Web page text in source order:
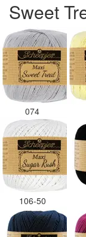
Sweet
074
106-50